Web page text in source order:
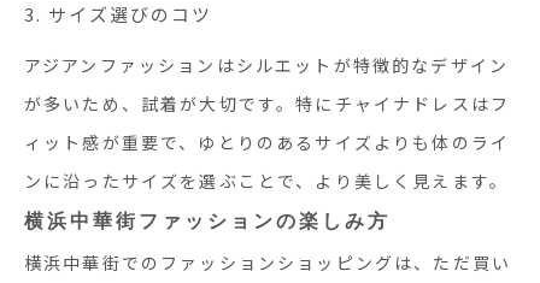
3. サイズ選びのコツ
アジアンファッションはシルエットが特徴的なデザイン
が多いため、試着が大切です。特にチャイナドレスはフ
ィット感が重要で、ゆとりのあるサイズよりも体のライ
ンに沿ったサイズを選ぶことで、より美しく見えます。
横浜中華街ファッションの楽しみ方
横浜中華街でのファッションショッピングは、ただ買い